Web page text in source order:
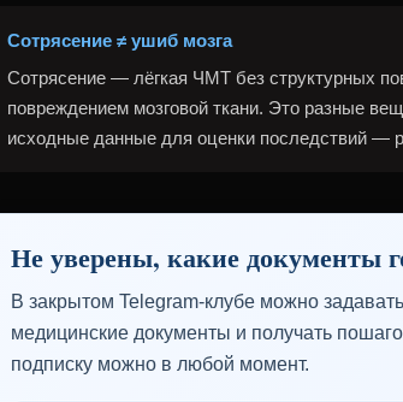
Сотрясение ≠ ушиб мозга
Сотрясение — лёгкая ЧМТ без структурных
повреждением мозговой ткани. Это разные
исходные данные для оценки последствий —
Не уверены, какие документы
В закрытом Telegram-клубе можно
медицинские документы и получать
подписку можно в любой момент.